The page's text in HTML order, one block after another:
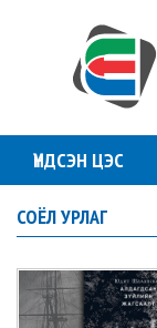
ҮНДСЭН ЦЭС
СОЁЛ УРЛАГ